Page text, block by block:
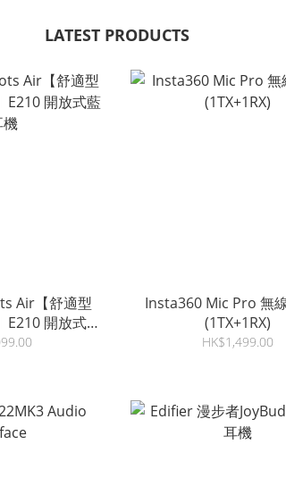
LATEST PRODUCTS
Air【舒適型
E210 開放式藍
Insta360 Mic Pro 無
(1TX+1RX)
HK$1,499.00